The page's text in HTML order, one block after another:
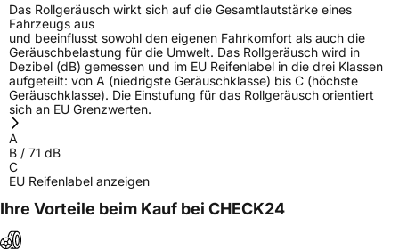
Das Rollgeräusch wirkt sich auf die Gesamtlautstärke eines
Fahrzeugs aus
und beeinflusst sowohl den eigenen Fahrkomfort als auch die
Geräuschbelastung für die Umwelt. Das Rollgeräusch wird in
Dezibel (dB) gemessen und im EU Reifenlabel in die drei Klassen
aufgeteilt: von A (niedrigste Geräuschklasse) bis C (höchste
Geräuschklasse). Die Einstufung für das Rollgeräusch orientiert
sich an EU Grenzwerten.
A
B / 71 dB
C
EU Reifenlabel anzeigen
Ihre Vorteile beim Kauf bei CHECK24